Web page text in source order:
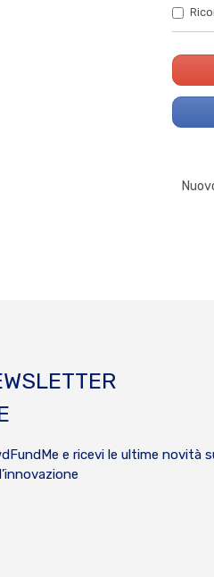
e ricevi le ultime novità